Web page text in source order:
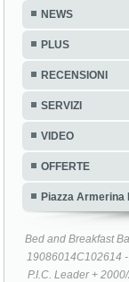
NEWS
PLUS
RECENSIONI
SERVIZI
VIDEO
OFFERTE
Piazza Armerina
Bed and Breakfast
19086014C102614
P.I.C. Leader +